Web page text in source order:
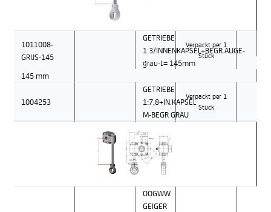
1011008-
GRIJS-145
GETRIEBE
1:3/INNENKAPSEL+BEGR.AUGE-
grau-L= 145mm
Verpackt per 1
Stück
145 mm
1004253
GETRIEBE
1:7,8+IN.KAPSEL
M-BEGR GRAU
Verpackt per 1
Stück
OOGWW.
GEIGER